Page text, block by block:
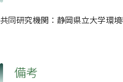
共同研究機関：静岡県立大学環
備考